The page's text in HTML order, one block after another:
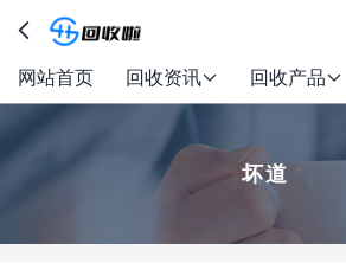

网站首页 回收资讯 回收产品
坏道